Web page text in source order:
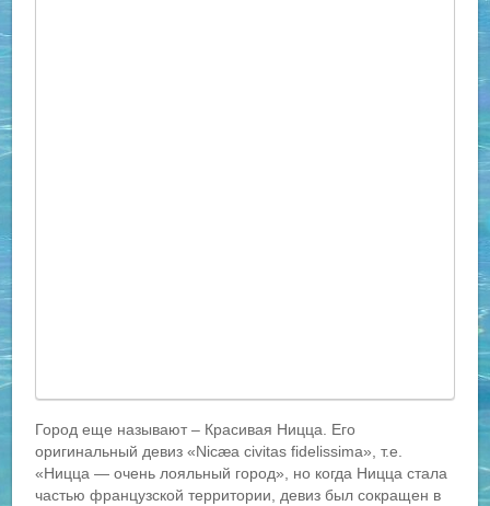
Город еще называют – Красивая Ницца. Его
оригинальный девиз «Nicæa civitas fidelissima», т.е.
«Ницца — очень лояльный город», но когда Ницца стала
частью французской территории, девиз был сокращен в